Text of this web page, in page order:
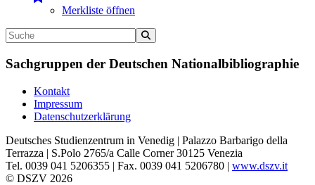
Merkliste öffnen
Sachgruppen der Deutschen Nationalbibliographie
Kontakt
Impressum
Datenschutzerklärung
Deutsches Studienzentrum in Venedig | Palazzo Barbarigo della
Terrazza | S.Polo 2765/a Calle Corner 30125 Venezia
Tel. 0039 041 5206355 | Fax. 0039 041 5206780 | www.dszv.it
© DSZV 2026